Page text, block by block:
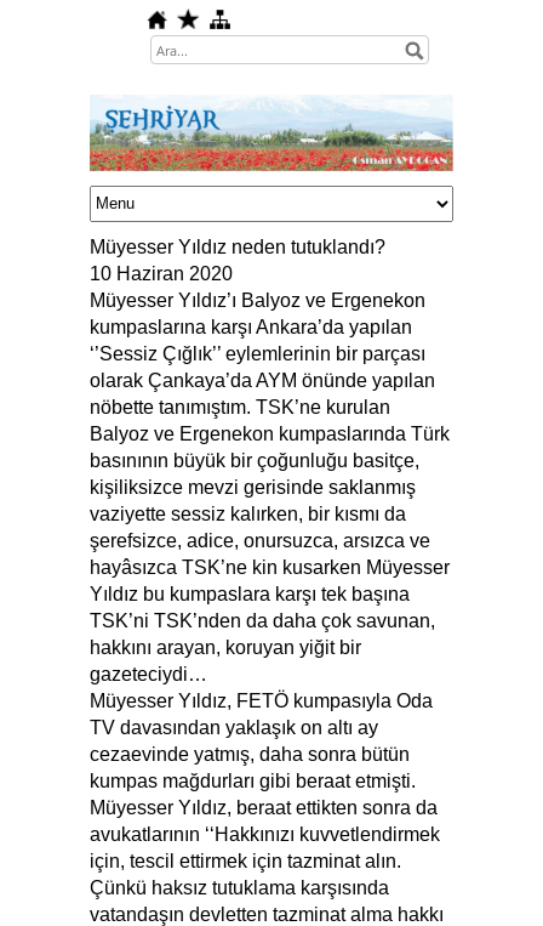
Müyesser Yıldız neden tutuklandı?
10 Haziran 2020
Müyesser Yıldız’ı Balyoz ve Ergenekon
kumpaslarına karşı Ankara’da yapılan
‘’Sessiz Çığlık’’ eylemlerinin bir parçası
olarak Çankaya’da AYM önünde yapılan
nöbette tanımıştım. TSK’ne kurulan
Balyoz ve Ergenekon kumpaslarında Türk
basınının büyük bir çoğunluğu basitçe,
kişiliksizce mevzi gerisinde saklanmış
vaziyette sessiz kalırken, bir kısmı da
şerefsizce, adice, onursuzca, arsızca ve
hayâsızca TSK’ne kin kusarken Müyesser
Yıldız bu kumpaslara karşı tek başına
TSK’ni TSK’nden da daha çok savunan,
hakkını arayan, koruyan yiğit bir
gazeteciydi…
Müyesser Yıldız, FETÖ kumpasıyla Oda
TV davasından yaklaşık on altı ay
cezaevinde yatmış, daha sonra bütün
kumpas mağdurları gibi beraat etmişti.
Müyesser Yıldız, beraat ettikten sonra da
avukatlarının ‘‘Hakkınızı kuvvetlendirmek
için, tescil ettirmek için tazminat alın.
Çünkü haksız tutuklama karşısında
vatandaşın devletten tazminat alma hakkı